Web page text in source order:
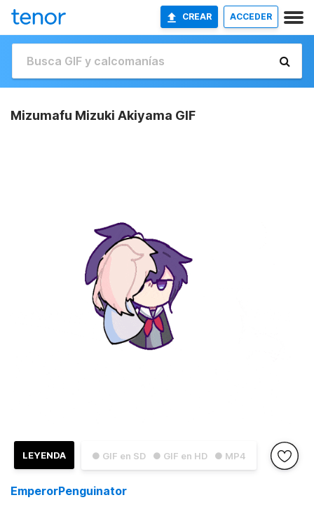
CREAR ACCEDER
Mizumafu Mizuki Akiyama GIF
● GIF en SD ● GIF en HD ● MP4
LEYENDA
EmperorPenguinator